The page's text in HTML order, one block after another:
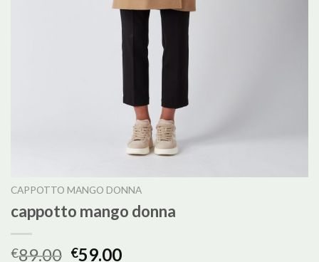
CAPPOTTO MANGO DONNA
cappotto mango donna
€89.00 €59.00